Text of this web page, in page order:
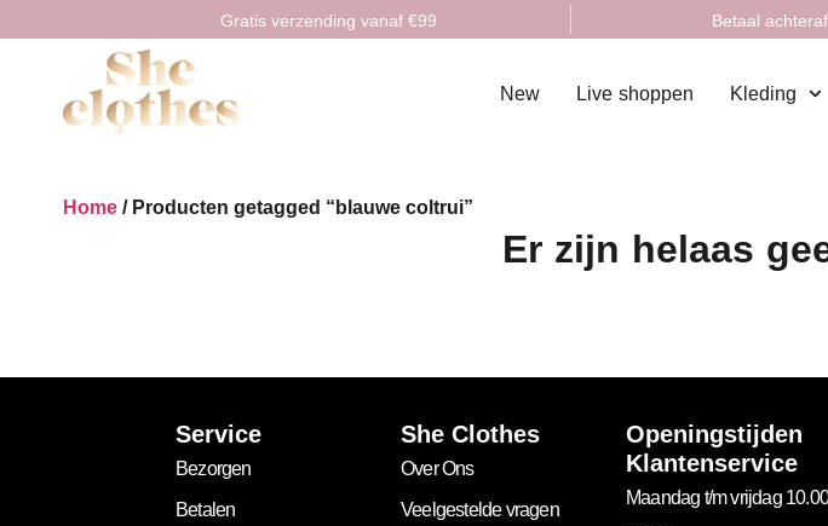
Gratis verzending vanaf €99 Betaal
New Live shoppen Kleding
Home / Producten getagged “blauwe coltrui”
Er zijn helaas
Service
Bezorgen
Betalen
She Clothes
Over Ons
Veelgestelde vragen
Openingstijden
Klantenservice
Maandag t/m vrijdag